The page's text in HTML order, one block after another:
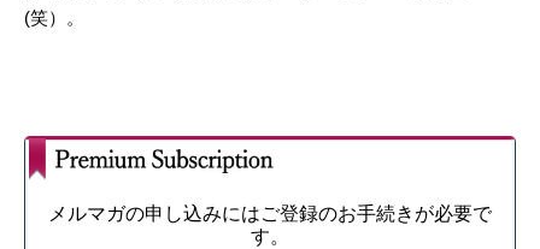
(笑）。
メルマガの申し込みにはご登録のお手続きが必要で
す。